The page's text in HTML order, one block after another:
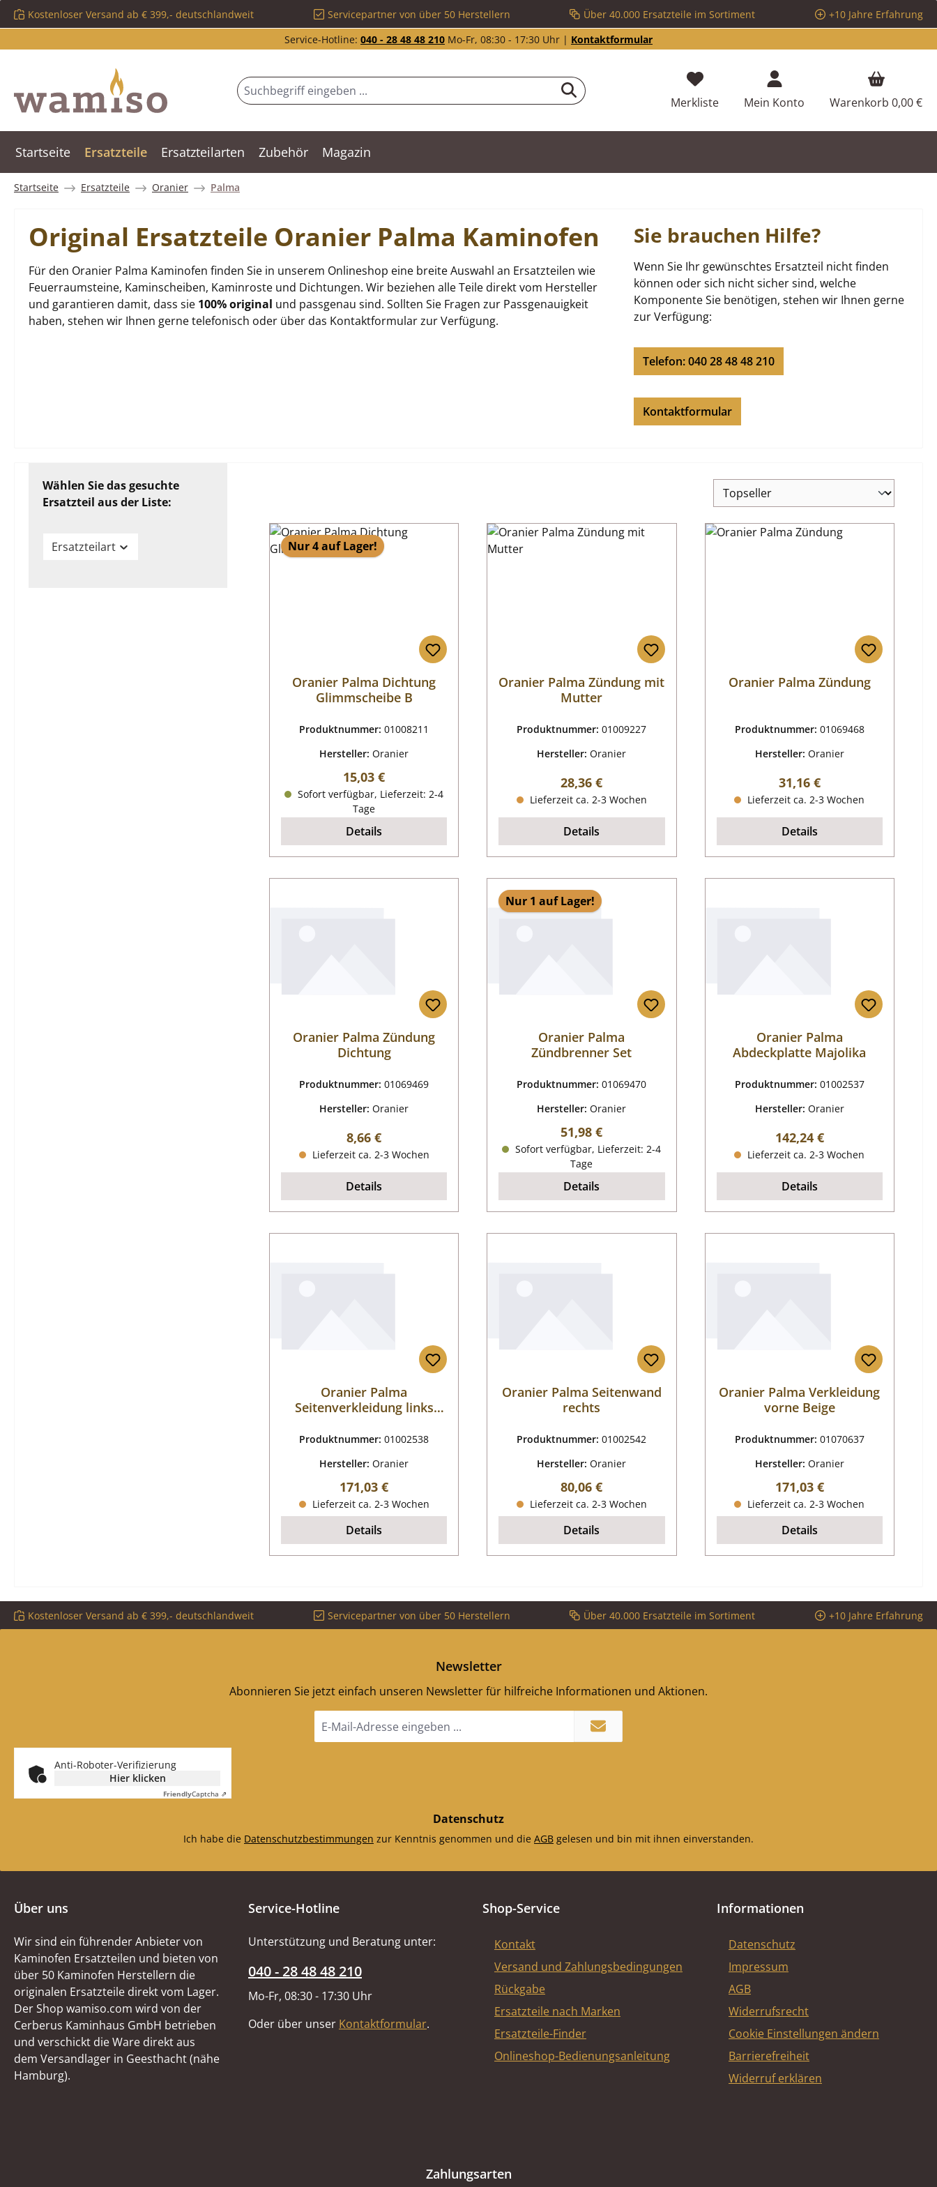
Hauptinhalt springen
Zur Suche springen
Zur Hauptnavigation springen
Kostenloser Versand ab € 399,- deutschlandweit Servicepartner von über 50 Herstellern Über 40.000 Ersatzteile im Sortiment
+10 Jahre Erfahrung
Service-Hotline: 040 - 28 48 48 210 Mo-Fr, 08:30 - 17:30 Uhr | Kontaktformular
MerklisteDu hast 0 Produkte auf dem Merkzettel
Mein Konto Warenkorb 0,00 €
Startseite Ersatzteile Ersatzteilarten Zubehör Magazin
Startseite Ersatzteile Oranier Palma
Original Ersatzteile Oranier Palma Kaminofen
Für den Oranier Palma Kaminofen finden Sie in unserem Onlineshop eine breite Auswahl an Ersatzteilen wie
Feuerraumsteine, Kaminscheiben, Kaminroste und Dichtungen. Wir beziehen alle Teile direkt vom Hersteller
und garantieren damit, dass sie 100% original und passgenau sind. Sollten Sie Fragen zur Passgenauigkeit
haben, stehen wir Ihnen gerne telefonisch oder über das Kontaktformular zur Verfügung.
Sie brauchen Hilfe?
Wenn Sie Ihr gewünschtes Ersatzteil nicht finden
können oder sich nicht sicher sind, welche
Komponente Sie benötigen, stehen wir Ihnen gerne
zur Verfügung:
Telefon: 040 28 48 48 210
Kontaktformular
Wählen Sie das gesuchte
Ersatzteil aus der Liste:
Ersatzteilart Nur 4 auf Lager!
Oranier Palma Dichtung
Glimmscheibe B
Produktnummer:01008211
Hersteller:Oranier
Regulärer Preis:
15,03 €
Sofort verfügbar, Lieferzeit: 2-4
Tage
Details
Oranier Palma Zündung mit
Mutter
Produktnummer:01009227
Hersteller:Oranier
Regulärer Preis:
28,36 €
Lieferzeit ca. 2-3 Wochen
Details
Oranier Palma Zündung
Produktnummer: 01069468
Hersteller: Oranier
Regulärer Preis:
31,16 €
Lieferzeit ca. 2-3 Wochen
Details
Oranier Palma Zündung
Dichtung
Produktnummer:01069469
Hersteller:Oranier
Regulärer Preis:
8,66 €
Lieferzeit ca. 2-3 Wochen
Details
Nur 1 auf Lager!
Oranier Palma
Zündbrenner Set
Produktnummer:01069470
Hersteller:Oranier
Regulärer Preis:
51,98 €
Sofort verfügbar, Lieferzeit: 2-4
Tage
Details
Oranier Palma
Abdeckplatte Majolika
Produktnummer: 01002537
Hersteller: Oranier
Regulärer Preis:
142,24 €
Lieferzeit ca. 2-3 Wochen
Details
Oranier Palma
Seitenverkleidung links
Produktnummer:01002538
Hersteller:Oranier
Regulärer Preis:
171,03 €
Lieferzeit ca. 2-3 Wochen
Details
Oranier Palma Seitenwand
rechts
Produktnummer:01002542
Hersteller:Oranier
Regulärer Preis:
80,06 €
Lieferzeit ca. 2-3 Wochen
Details
Oranier Palma Verkleidung
vorne Beige
Produktnummer: 01070637
Hersteller: Oranier
Regulärer Preis:
171,03 €
Lieferzeit ca. 2-3 Wochen
Details
Kostenloser Versand ab € 399,- deutschlandweit Servicepartner von über 50 Herstellern Über 40.000 Ersatzteile im Sortiment +10 Jahre Erfahrung
Newsletter
Abonnieren Sie jetzt einfach unseren Newsletter für hilfreiche Informationen und Aktionen.
Mail-
Anti-Roboter-Verifizierung
Hier klicken
FriendlyCaptcha ⇗
Datenschutz
Ich habe die Datenschutzbestimmungen zur Kenntnis genommen und die AGB gelesen und bin mit ihnen einverstanden.
Über uns
Wir sind ein führender Anbieter von
Kaminofen Ersatzteilen und bieten von
über 50 Kaminofen Herstellern die
originalen Ersatzteile direkt vom Lager.
Der Shop wamiso.com wird von der
Cerberus Kaminhaus GmbH betrieben
und verschickt die Ware direkt aus
dem Versandlager in Geesthacht (nähe
Hamburg).
Service-Hotline
Unterstützung und Beratung unter:
040 - 28 48 48 210
Mo-Fr, 08:30 - 17:30 Uhr
Oder über unser Kontaktformular.
Shop-Service
Kontakt
Versand und Zahlungsbedingungen
Rückgabe
Ersatzteile nach Marken
Ersatzteile-Finder
Onlineshop-Bedienungsanleitung
Informationen
Datenschutz
Impressum
AGB
Widerrufsrecht
Cookie Einstellungen ändern
Barrierefreiheit
Widerruf erklären
Zahlungsarten